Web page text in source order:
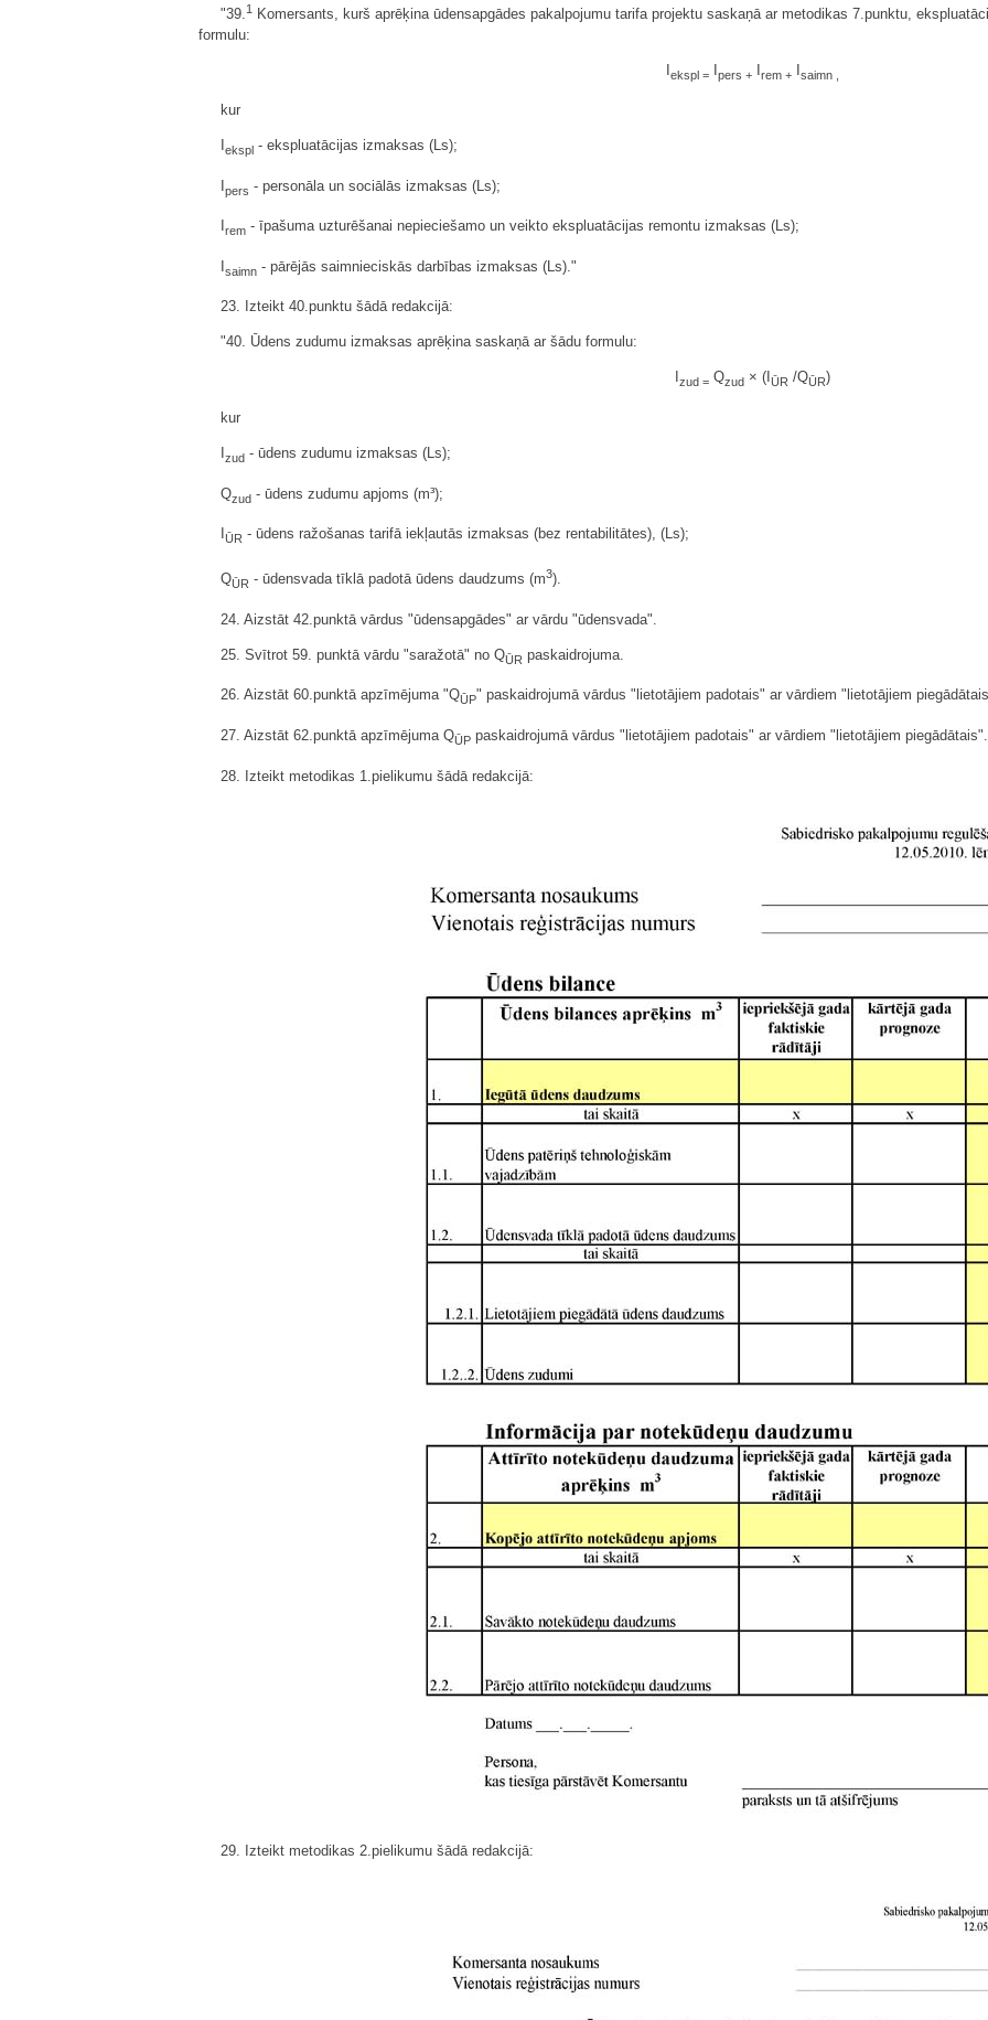
"39. 1 Komersants, kurš aprēķina ūdensapgādes pakalpojumu tarifa projektu saskaņā ar metodikas 7.punktu,
formulu:
Iekspl = Ipers + Irem + Isaimn ,
kur
ekspl - ekspluatācijas izmaksas (Ls);
Ipers - personāla un sociālās izmaksas (Ls);
rem - īpašuma uzturēšanai nepieciešamo un veikto ekspluatācijas remontu izmaksas (Ls);
saimn - pārējās saimnieciskās darbības izmaksas (Ls)."
23. Izteikt 40.punktu šādā redakcijā:
"40. Ūdens zudumu izmaksas aprēķina saskaņā ar šādu formulu:
zud =Qzud× (I ŪR /QŪR)
kur
zud - ūdens zudumu izmaksas (Ls);
Qzud - ūdens zudumu apjoms (m³);
ŪR - ūdens ražošanas tarifā iekļautās izmaksas (bez rentabilitātes), (Ls);
QŪR - ūdensvada tīklā padotā ūdens daudzums (m3).
24. Aizstāt 42.punktā vārdus "ūdensapgādes" ar vārdu "ūdensvada".
25. Svītrot 59. punktā vārdu "saražotā" no QŪR paskaidrojuma.
26. Aizstāt 60.punktā apzīmējuma "QŪP" paskaidrojumā vārdus "lietotājiem padotais" ar vārdiem "lietotājiem
27. Aizstāt 62.punktā apzīmējuma QŪP paskaidrojumā vārdus "lietotājiem padotais" ar vārdiem "lietotājiem piegādātais".
28. Izteikt metodikas 1.pielikumu šādā redakcijā:
29. Izteikt metodikas 2.pielikumu šādā redakcijā: